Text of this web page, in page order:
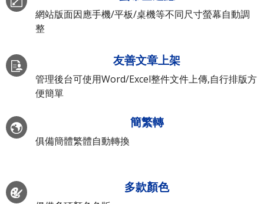
網站版面因應手機/平板/桌機等不同尺寸螢幕自動調
整
友善文章上架
管理後台可使用Word/Excel整件文件上傳,自行排版方
便簡單
簡繁轉
俱備簡體繁體自動轉換
多款顏色